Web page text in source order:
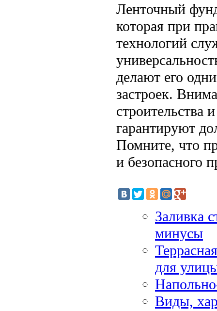
Ленточный
которая при
технологий
делают его
застроек.
строительства
гарантируют
Помните, что
и безопасного
Заливка
минусы
для
Виды,